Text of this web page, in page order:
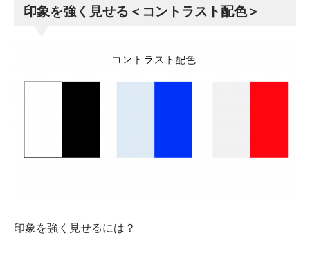
印象を強く見せる＜コントラスト配色＞
印象を強く見せるには？